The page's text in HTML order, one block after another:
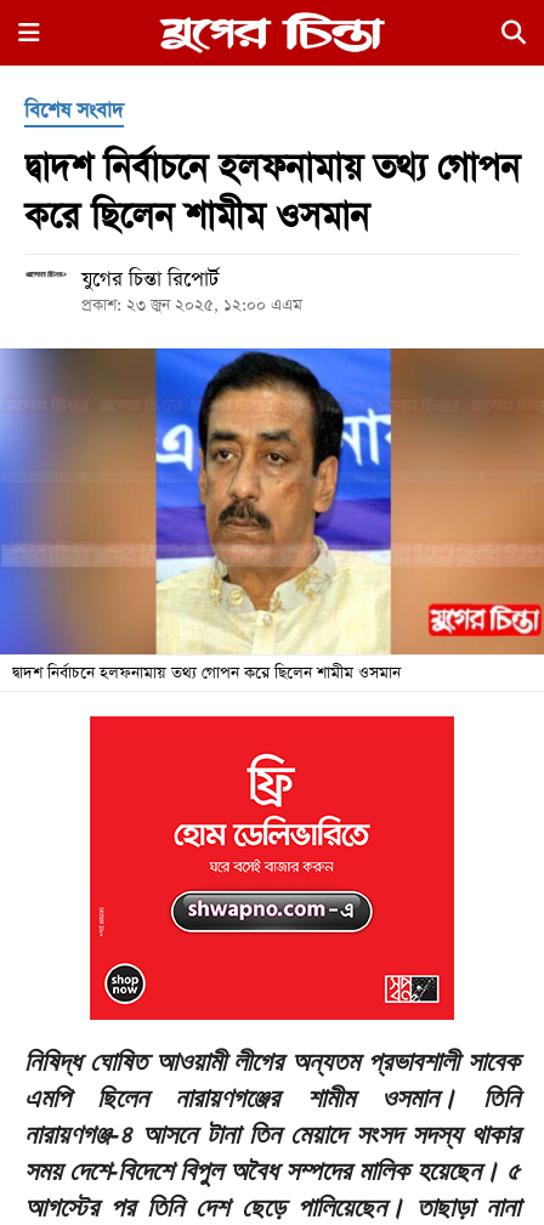
×
রাজনীতি
আদালতপাড়া
সংবাদ
বিশেষ সংবাদ
দ্বাদশ নির্বাচনে হলফনামায় তথ্য গোপন
করে ছিলেন শামীম ওসমান
যুগের চিন্তা রিপোর্ট
প্রকাশ: ২৩ জুন ২০২৫, ১২:০০ এএম
দ্বাদশ নির্বাচনে হলফনামায় তথ্য গোপন করে ছিলেন শামীম ওসমান
নিষিদ্ধ ঘোষিত আওয়ামী লীগের অন্যতম প্রভাবশালী সাবেক
এমপি ছিলেন নারায়ণগঞ্জের শামীম ওসমান। তিনি
নারায়ণগঞ্জ-৪ আসনে টানা তিন মেয়াদে সংসদ সদস্য থাকার
সময় দেশে-বিদেশে বিপুল অবৈধ সম্পদের মালিক হয়েছেন। ৫
আগস্টের পর তিনি দেশ ছেড়ে পালিয়েছেন। তাছাড়া নানা